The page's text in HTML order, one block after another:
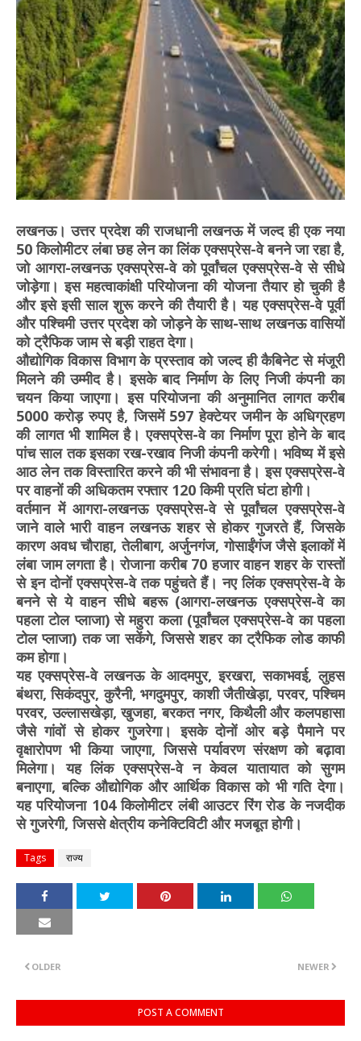
लखनऊ। उत्तर प्रदेश की राजधानी लखनऊ में जल्द ही एक नया
50 किलोमीटर लंबा छह लेन का लिंक एक्सप्रेस-वे बनने जा रहा है,
जो आगरा-लखनऊ एक्सप्रेस-वे को पूर्वांचल एक्सप्रेस-वे से सीधे
जोड़ेगा। इस महत्वाकांक्षी परियोजना की योजना तैयार हो चुकी है
और इसे इसी साल शुरू करने की तैयारी है। यह एक्सप्रेस-वे पूर्वी
और पश्चिमी उत्तर प्रदेश को जोड़ने के साथ-साथ लखनऊ वासियों
को ट्रैफिक जाम से बड़ी राहत देगा।
औद्योगिक विकास विभाग के प्रस्ताव को जल्द ही कैबिनेट से मंजूरी
मिलने की उम्मीद है। इसके बाद निर्माण के लिए निजी कंपनी का
चयन किया जाएगा। इस परियोजना की अनुमानित लागत करीब
5000 करोड़ रुपए है, जिसमें 597 हेक्टेयर जमीन के अधिग्रहण
की लागत भी शामिल है। एक्सप्रेस-वे का निर्माण पूरा होने के बाद
पांच साल तक इसका रख-रखाव निजी कंपनी करेगी। भविष्य में इसे
आठ लेन तक विस्तारित करने की भी संभावना है। इस एक्सप्रेस-वे
पर वाहनों की अधिकतम रफ्तार 120 किमी प्रति घंटा होगी।
वर्तमान में आगरा-लखनऊ एक्सप्रेस-वे से पूर्वांचल एक्सप्रेस-वे
जाने वाले भारी वाहन लखनऊ शहर से होकर गुजरते हैं, जिसके
कारण अवध चौराहा, तेलीबाग, अर्जुनगंज, गोसाईंगंज जैसे इलाकों में
लंबा जाम लगता है। रोजाना करीब 70 हजार वाहन शहर के रास्तों
से इन दोनों एक्सप्रेस-वे तक पहुंचते हैं। नए लिंक एक्सप्रेस-वे के
बनने से ये वाहन सीधे बहरू (आगरा-लखनऊ एक्सप्रेस-वे का
पहला टोल प्लाजा) से महुरा कला (पूर्वांचल एक्सप्रेस-वे का पहला
टोल प्लाजा) तक जा सकेंगे, जिससे शहर का ट्रैफिक लोड काफी
कम होगा।
यह एक्सप्रेस-वे लखनऊ के आदमपुर, इरखरा, सकाभवई, लुहस
बंथरा, सिकंदपुर, कुरैनी, भगदुमपुर, काशी जैतीखेड़ा, परवर, पश्चिम
परवर, उल्लासखेड़ा, खुजहा, बरकत नगर, किथैली और कलपहासा
जैसे गांवों से होकर गुजरेगा। इसके दोनों ओर बड़े पैमाने पर
वृक्षारोपण भी किया जाएगा, जिससे पर्यावरण संरक्षण को बढ़ावा
मिलेगा। यह लिंक एक्सप्रेस-वे न केवल यातायात को सुगम
बनाएगा, बल्कि औद्योगिक और आर्थिक विकास को भी गति देगा।
यह परियोजना 104 किलोमीटर लंबी आउटर रिंग रोड के नजदीक
से गुजरेगी, जिससे क्षेत्रीय कनेक्टिविटी और मजबूत होगी।
Tags राज्य
NEWER
OLDER
POST A COMMENT